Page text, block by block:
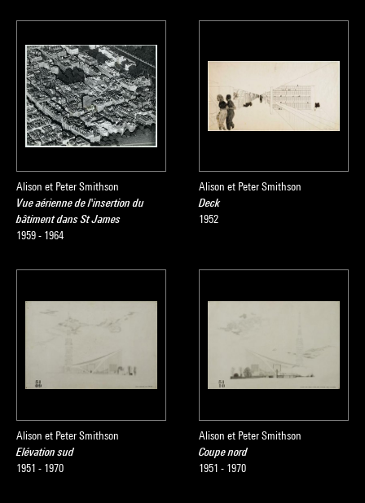
Alison et Peter Smithson
Vue aérienne de l'insertion du
bâtiment dans St James
1959 - 1964
Alison et Peter Smithson
Deck
1952
Alison et Peter Smithson
Elévation sud
1951 - 1970
Alison et Peter Smithson
Coupe nord
1951 - 1970